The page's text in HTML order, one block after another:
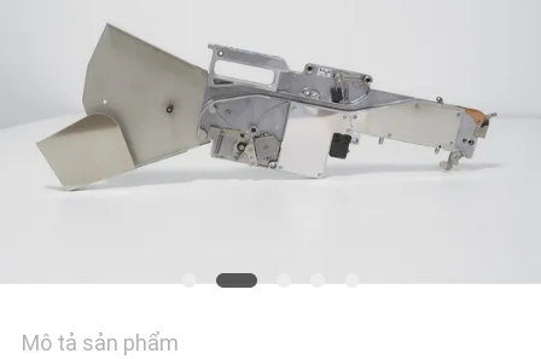
TỨC
Mô tả sản phẩm